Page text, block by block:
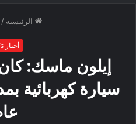
الرئيسية /
أخبار EVs
إيلون ماسك: كان